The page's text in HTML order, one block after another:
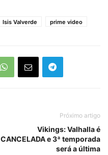
Isis Valverde prime video
Próximo artigo
Vikings: Valhalla é
CANCELADA e 3ª temporada
será a última